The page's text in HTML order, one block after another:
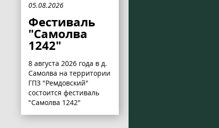
05.08.2026
Фестиваль
"Самолва
1242"
8 августа 2026 года в д.
Самолва на территории
ГПЗ "Ремдовский"
состоится фестиваль
"Самолва 1242"